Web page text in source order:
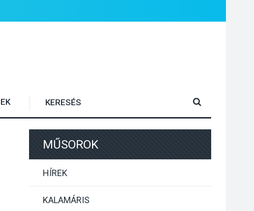
MŰSOROK
HÍREK
KALAMÁRIS